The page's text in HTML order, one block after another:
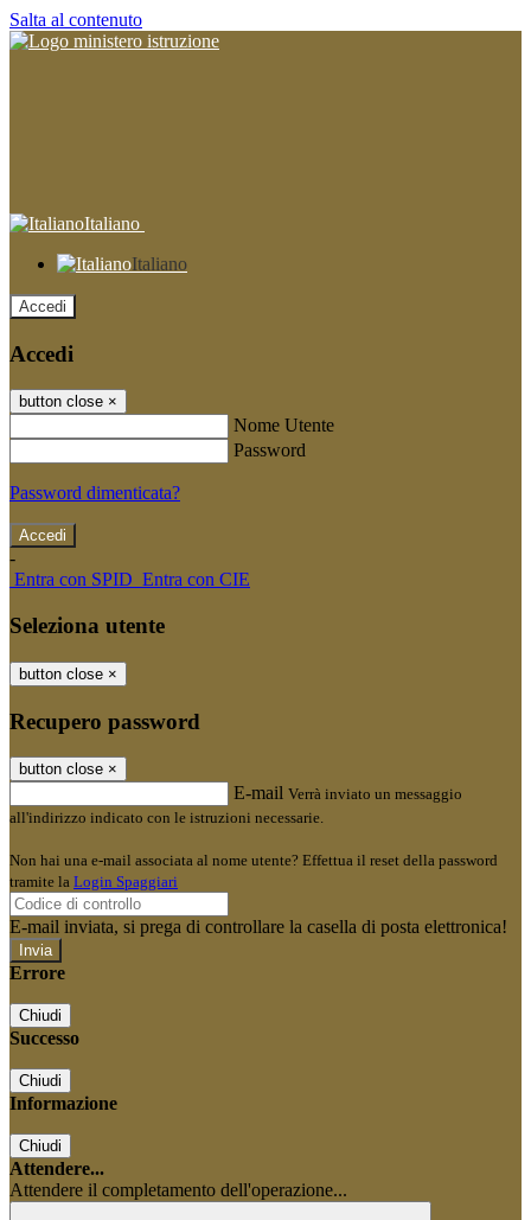
Salta al contenuto
Italiano
Italiano
Accedi
Accedi
button close ×
Nome Utente
Password
Password dimenticata?
-
Entra con SPID Entra con CIE
Seleziona utente
button close ×
Recupero password
button close ×
E-mail Verrà inviato un messaggio
all'indirizzo indicato con le istruzioni necessarie.
Non hai una e-mail associata al nome utente? Effettua il reset della password
tramite la Login Spaggiari
E-mail inviata, si prega di controllare la casella di posta elettronica!
Errore
Chiudi
Successo
Chiudi
Informazione
Chiudi
Attendere...
Attendere il completamento dell'operazione...